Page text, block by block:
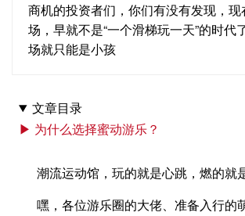
商机的投资者们，你们有没有发现，
场，早就不是“一个滑梯玩一天”的时代
场就只能是小孩
文章目录
▶ 为什么选择蜜动游乐？
潮流运动馆，玩的就是心跳，燃的就
嘿，各位游乐圈的大佬、准备入行的